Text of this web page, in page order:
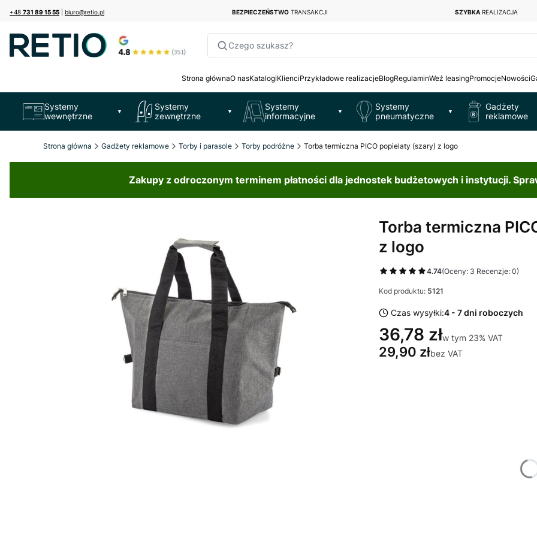
+48 731 89 15 55 biuro@retio.pl BEZPIECZEŃSTWO TRANSAKCJI SZYBKAREALIZACJA
Czego szukasz?
Strona głównaO nasKatalogiKlienciPrzykładowe realizacjeBlogRegulaminWeź leasingPromocjeNowości
Systemy
wewnętrzne
▼
Systemy
zewnętrzne
▼
Systemy
informacyjne
▼
Systemy
pneumatyczne
▼
Gadżety
reklamowe
Strona główna Gadżety reklamowe Torby i parasole Torby podróżne Torba termiczna PICO popielaty (szary) z logo
Zakupy z odroczonym terminem płatności dla jednostek budżetowych i instytucji.
Torba termiczna
z logo
4.74(Oceny: 3 Recenzje: 0)
Kod produktu: 5121
Czas wysyłki:4 - 7 dni roboczych
36,78 złw tym 23% VAT
w tym 23% VAT
29,90 złbez VAT